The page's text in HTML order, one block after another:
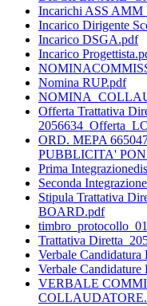
Incarichi ASS
Incarico Dirigente
Incarico DSGA.pdf
Incarico
Nomina RUP.pdf
Offerta Trattativa
ORD. MEPA
PUBBLICITA' PON
Prima
Seconda
Stipula Trattativa
BOARD.pdf
Trattativa
Verbale Candidatura
Verbale
VERBALE